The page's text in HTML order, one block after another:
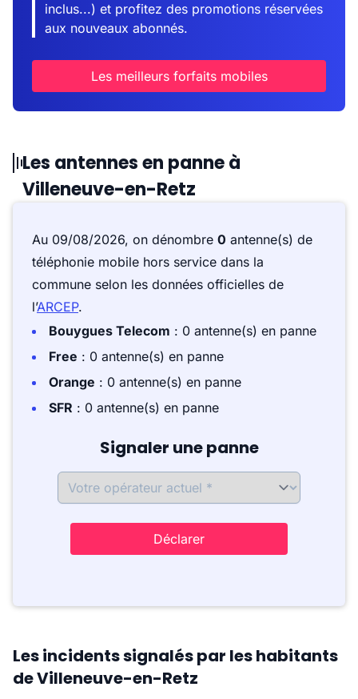
inclus...) et profitez des promotions réservées
aux nouveaux abonnés.
Les meilleurs forfaits mobiles
Les antennes en panne à
Villeneuve-en-Retz
Au 09/08/2026, on dénombre 0 antenne(s) de
téléphonie mobile hors service dans la
commune selon les données officielles de
l’ARCEP.
Bouygues Telecom : 0 antenne(s) en panne
Free : 0 antenne(s) en panne
Orange : 0 antenne(s) en panne
SFR : 0 antenne(s) en panne
Signaler une panne
Déclarer
Les incidents signalés par les habitants
de Villeneuve-en-Retz